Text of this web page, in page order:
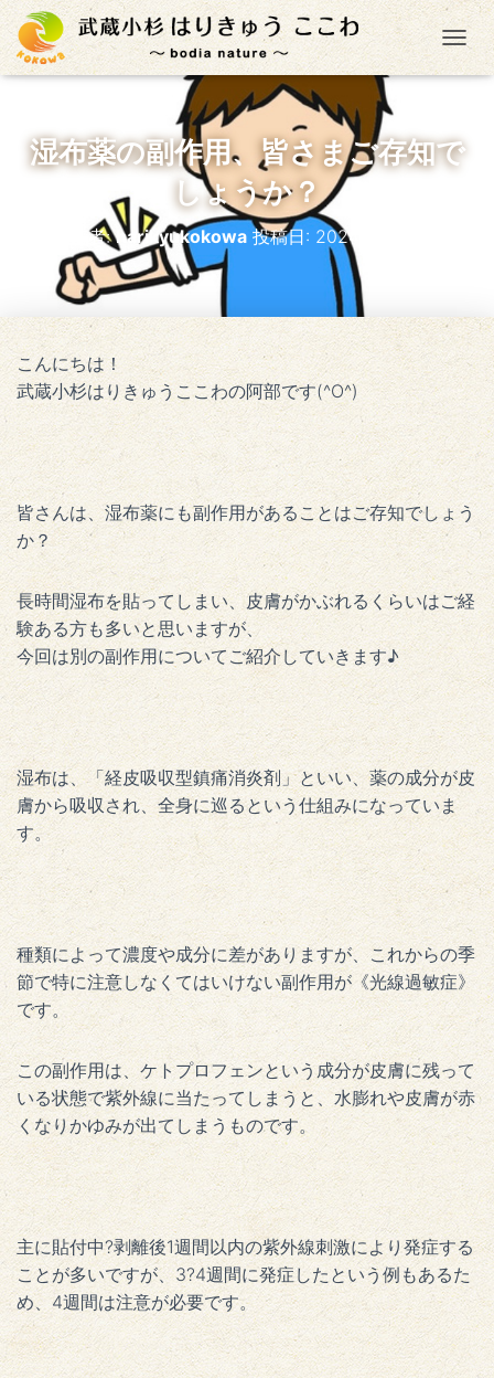
ナ
湿布薬の副作用、皆さまご存知で
しょうか？
投稿者:harikyukokowa投稿日: 2024年3月18日
こんにちは！
武蔵小杉はりきゅうここわの阿部です(^O^)
皆さんは、湿布薬にも副作用があることはご存知でしょう
か？
長時間湿布を貼ってしまい、皮膚がかぶれるくらいはご経
験ある方も多いと思いますが、
今回は別の副作用についてご紹介していきます♪
湿布は、「経皮吸収型鎮痛消炎剤」といい、薬の成分が皮
膚から吸収され、全身に巡るという仕組みになっていま
す。
種類によって濃度や成分に差がありますが、これからの季
節で特に注意しなくてはいけない副作用が《光線過敏症》
です。
この副作用は、ケトプロフェンという成分が皮膚に残って
いる状態で紫外線に当たってしまうと、水膨れや皮膚が赤
くなりかゆみが出てしまうものです。
主に貼付中?剥離後1週間以内の紫外線刺激により発症する
ことが多いですが、3?4週間に発症したという例もあるた
め、4週間は注意が必要です。